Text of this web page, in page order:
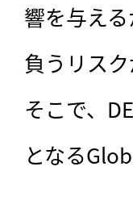
響を与え
負うリス
そこで、
となる